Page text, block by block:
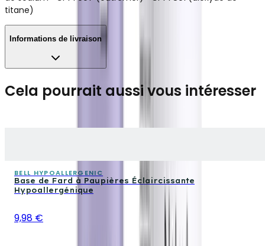
titane)
Informations de livraison
Cela pourrait aussi vous intéresser
BELL HYPOALLERGENIC
Base de Fard à Paupières Éclaircissante
Hypoallergénique
9,98 €